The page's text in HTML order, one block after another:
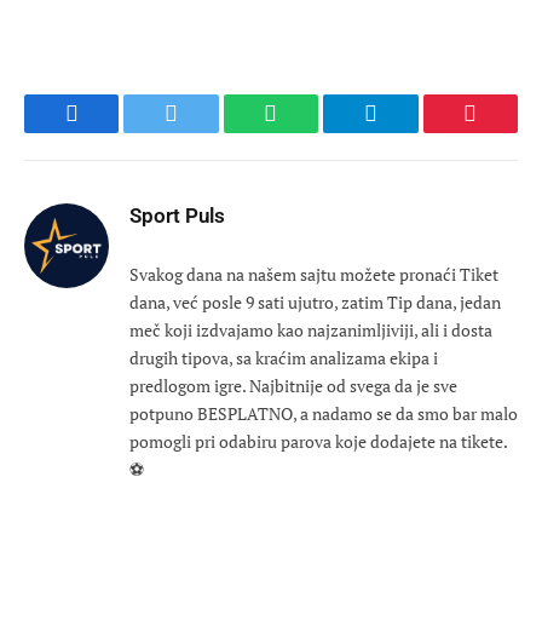
Facebook Twitter WhatsApp Telegram
Sport Puls
Svakog dana na našem sajtu možete pronaći Tiket
dana, već posle 9 sati ujutro, zatim Tip dana, jedan
meč koji izdvajamo kao najzanimljiviji, ali i dosta
drugih tipova, sa kraćim analizama ekipa i
predlogom igre. Najbitnije od svega da je sve
potpuno BESPLATNO, a nadamo se da smo bar malo
pomogli pri odabiru parova koje dodajete na tikete.
⚽